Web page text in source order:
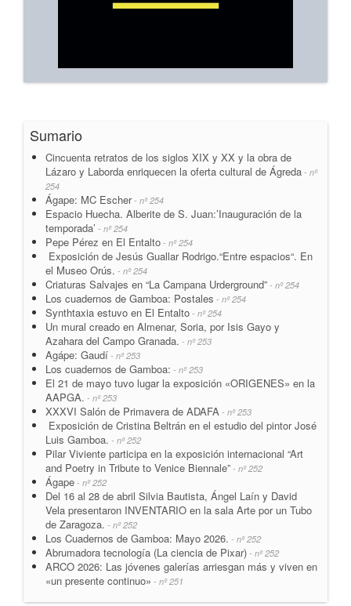
Sumario
Cincuenta retratos de los siglos XIX y XX y la obra de
Lázaro y Laborda enriquecen la oferta cultural de Ágreda - nº
254
Ágape: MC Escher- nº 254
Espacio Huecha. Alberite de S. Juan:’Inauguración de la
temporada’ - nº 254
Pepe Pérez en El Entalto - nº 254
Exposición de Jesús Guallar Rodrigo.“Entre espacios“. En
el Museo Orús. - nº 254
Criaturas Salvajes en “La Campana Urderground” - nº 254
Los cuadernos de Gamboa: Postales - nº 254
Synthtaxia estuvo en El Entalto - nº 254
Un mural creado en Almenar, Soria, por Isis Gayo y
Azahara del Campo Granada. - nº 253
Agápe: Gaudí - nº 253
Los cuadernos de Gamboa: - nº 253
El 21 de mayo tuvo lugar la exposición «ORIGENES» en la
AAPGA. - nº 253
XXXVI Salón de Primavera de ADAFA - nº 253
Exposición de Cristina Beltrán en el estudio del pintor José
Luis Gamboa. - nº 252
Pilar Viviente participa en la exposición internacional “Art
and Poetry in Tribute to Venice Biennale” - nº 252
Ágape - nº 252
Del 16 al 28 de abril Silvia Bautista, Ángel Laín y David
Vela presentaron INVENTARIO en la sala Arte por un Tubo
de Zaragoza. - nº 252
Los Cuadernos de Gamboa: Mayo 2026. - nº 252
Abrumadora tecnología (La ciencia de Pixar) - nº 252
ARCO 2026: Las jóvenes galerías arriesgan más y viven en
«un presente continuo» - nº 251